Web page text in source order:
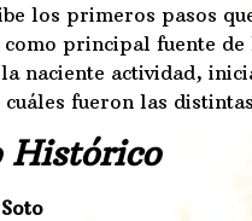
los primeros pasos
principal fuente de
naciente actividad,
fueron las
Histórico